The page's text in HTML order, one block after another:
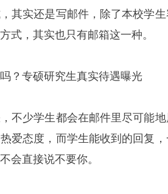
其实还是写邮件，除了本校学
式，其实也只有邮箱这一种。
？专硕研究生真实待遇曝光
不少学生都会在邮件里尽可能
爱态度，而学生能收到的回复
会直接说不要你。